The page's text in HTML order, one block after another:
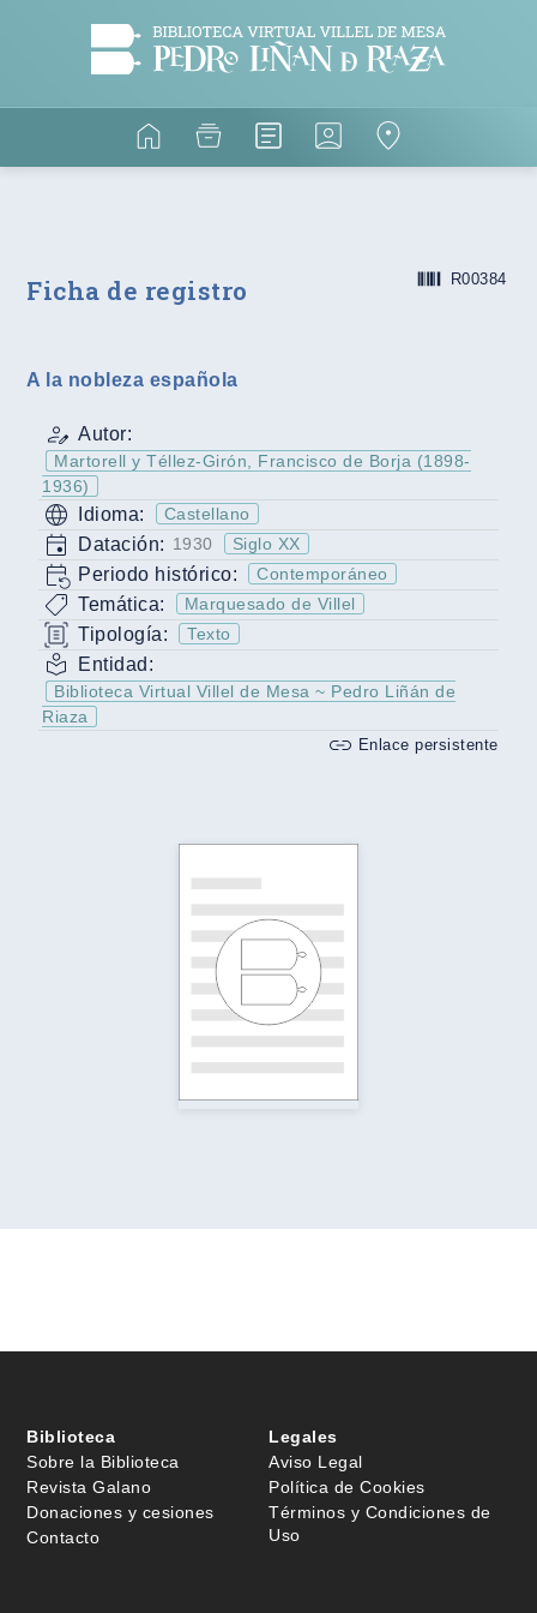
Ficha de registro R00384
A la nobleza española
Autor:
Martorell y Téllez-Girón, Francisco de Borja (1898-
1936)
Idioma: Castellano
Datación: 1930 Siglo XX
Periodo histórico: Contemporáneo
Temática: Marquesado de Villel
Tipología: Texto
Entidad:
Biblioteca Virtual Villel de Mesa ~ Pedro Liñán de
Riaza
Enlace persistente
Biblioteca
Sobre la Biblioteca
Revista Galano
Donaciones y cesiones
Contacto
Legales
Aviso Legal
Política de Cookies
Términos y Condiciones de
Uso